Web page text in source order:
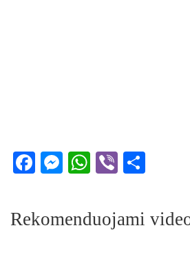
Facebook
Messenger
WhatsApp
Viber
Rekomenduojami